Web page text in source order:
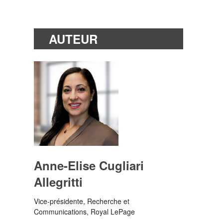
AUTEUR
Anne-Elise Cugliari
Allegritti
Vice-présidente, Recherche et
Communications, Royal LePage